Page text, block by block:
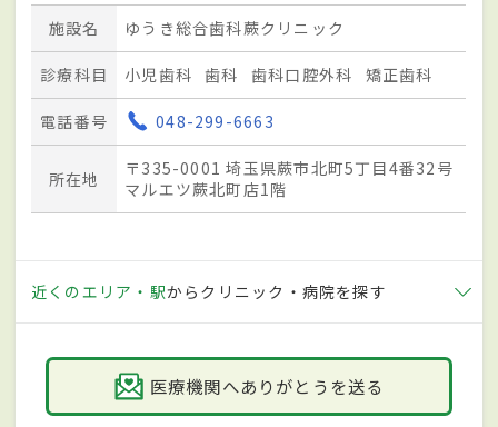
施設名 ゆうき総合歯科蕨クリニック
診療科目 小児歯科 歯科 歯科口腔外科 矯正歯科
電話番号 048-299-6663
所在地
〒335-0001 埼玉県蕨市北町5丁目4番32号
マルエツ蕨北町店1階
近くのエリア・駅からクリニック・病院を探す
医療機関へありがとうを送る